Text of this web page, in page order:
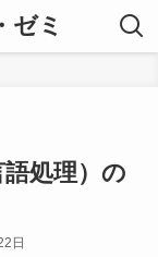
ゼミ
処理）の
日